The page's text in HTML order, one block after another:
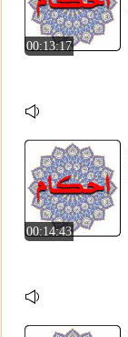
00:13:17
00:14:43